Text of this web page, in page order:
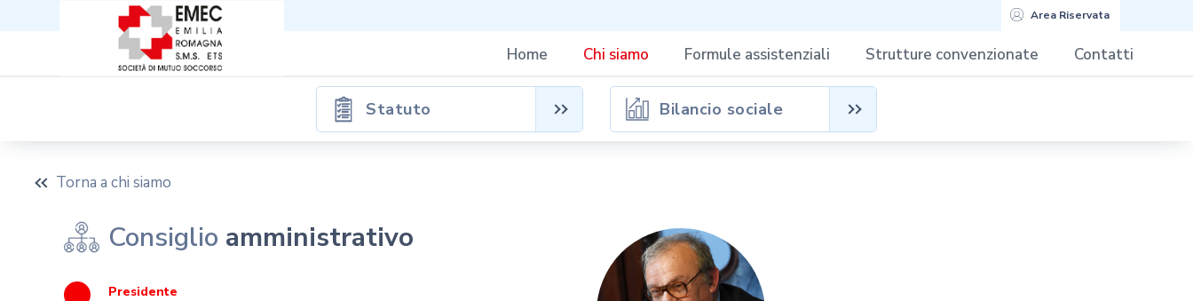
Area Riservata
Home Chi siamo Formule assistenziali Strutture convenzionate Contatti
Statuto Bilancio sociale
Torna a chi siamo
Consiglio amministrativo
Presidente